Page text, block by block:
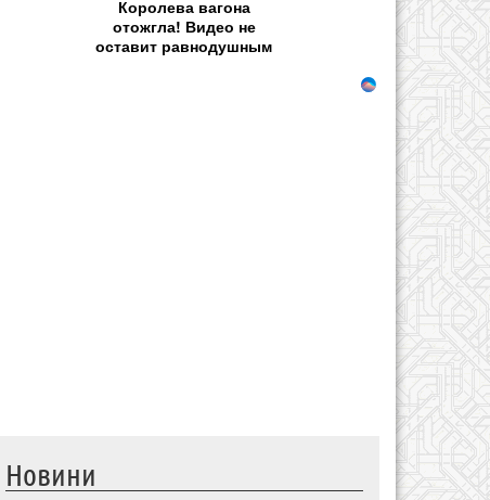
Королева вагона
отожгла! Видео не
оставит равнодушным
Новини